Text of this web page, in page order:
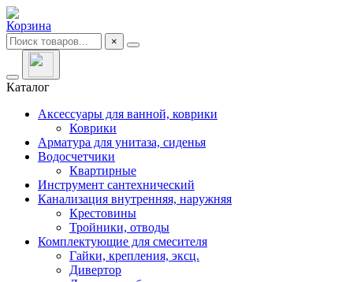
Корзина
×
Каталог
Аксессуары для ванной, коврики
Коврики
Арматура для унитаза, сиденья
Водосчетчики
Квартирные
Инструмент сантехнический
Канализация внутренняя, наружняя
Крестовины
Тройники, отводы
Комплектующие для смесителя
Гайки, крепления, эксц.
Дивертор